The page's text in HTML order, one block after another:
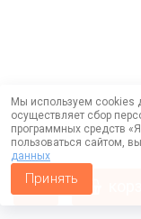
Мы используем cookies
осуществляет сбор
программных средств
пользоваться сайтом,
данных
Принять